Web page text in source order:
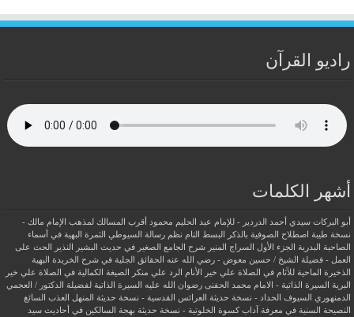
راديو القرآن
أشهر الكلمات
أبو البركات سيدي أحمد الدردير - للإمام عبد الحليم محمود
أقرب المسالك لمذهب الإمام مالك -
نسخة طيبة اصطلاح الصوفية بالذكر البسط التام نظم رسالة السيوطي
الثمرة البهية في أسماء
الصاحبة البدرية
الجزء الأول السراج المنير شرح الجامع الصغير في حديث البشير النذير
الحث على
العمل - فضيلة الشيخ / حسين معوض - رضي الله عنه
الحقائق الجلية في شرح الخريدة البهية
الذخيرة الماحية للآثام في الصلاة علي خير الأنام
الرد علي منكر الصيغة الكمالية في الصلاة علي خير
البرية
السيرة الذاتية - الامام محمد الحفنى رضوان الله عليه
السيرة الذاتية لفضيلة الدكتور / العجمي
الدمنهوري
السيوف الحداد - نسخة حديثة العرائس القدسية - نسخة حديثة
المنهل العذب السائغ
النصيحة السنية في معرفة آداب كسوة الخلوتية - نسخة حديثة بهجة السالكين في أحاديث سيد